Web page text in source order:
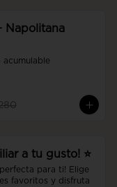
Napolitana
acumulable
a tu gusto! ⭐
para ti! Elige
favoritos y disfruta